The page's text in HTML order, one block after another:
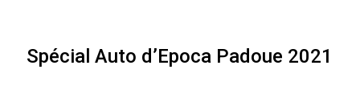
Spécial Auto d’Epoca Padoue 2021